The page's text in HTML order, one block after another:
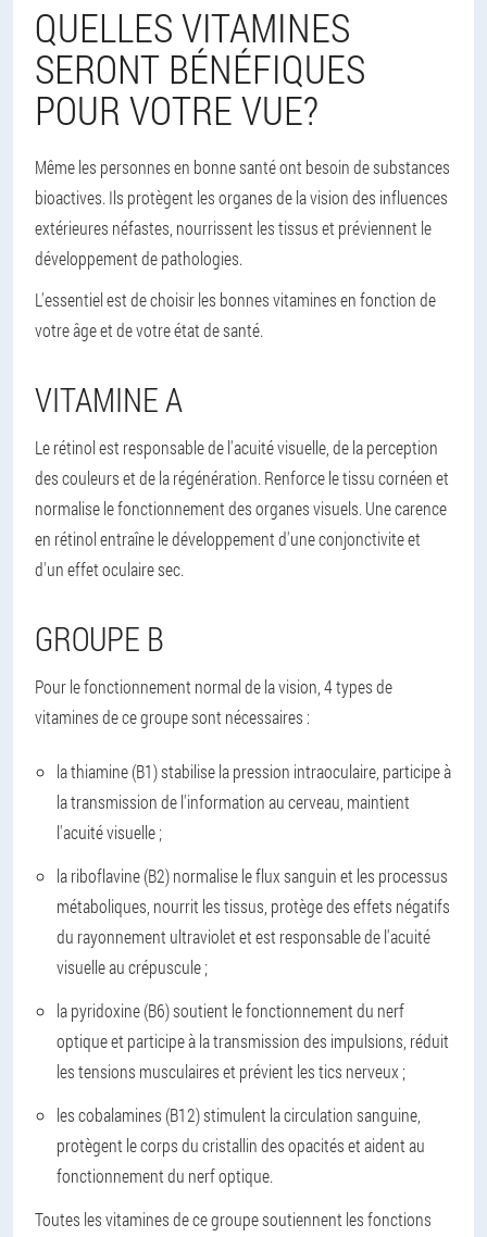
QUELLES VITAMINES
SERONT BÉNÉFIQUES
POUR VOTRE VUE?
Même les personnes en bonne santé ont besoin de substances
bioactives. Ils protègent les organes de la vision des influences
extérieures néfastes, nourrissent les tissus et préviennent le
développement de pathologies.
L'essentiel est de choisir les bonnes vitamines en fonction de
votre âge et de votre état de santé.
VITAMINE A
Le rétinol est responsable de l'acuité visuelle, de la perception
des couleurs et de la régénération. Renforce le tissu cornéen et
normalise le fonctionnement des organes visuels. Une carence
en rétinol entraîne le développement d'une conjonctivite et
d'un effet oculaire sec.
GROUPE B
Pour le fonctionnement normal de la vision, 4 types de
vitamines de ce groupe sont nécessaires :
la thiamine (B1) stabilise la pression intraoculaire, participe à
la transmission de l'information au cerveau, maintient
l'acuité visuelle ;
la riboflavine (B2) normalise le flux sanguin et les processus
métaboliques, nourrit les tissus, protège des effets négatifs
du rayonnement ultraviolet et est responsable de l'acuité
visuelle au crépuscule ;
la pyridoxine (B6) soutient le fonctionnement du nerf
optique et participe à la transmission des impulsions, réduit
les tensions musculaires et prévient les tics nerveux ;
les cobalamines (B12) stimulent la circulation sanguine,
protègent le corps du cristallin des opacités et aident au
fonctionnement du nerf optique.
Toutes les vitamines de ce groupe soutiennent les fonctions